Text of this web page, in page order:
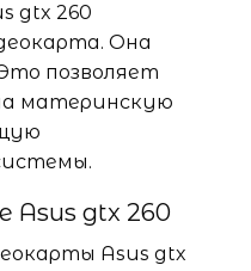
gtx 260
Она
позволяет
материнскую
Asus gtx 260
Asus gtx